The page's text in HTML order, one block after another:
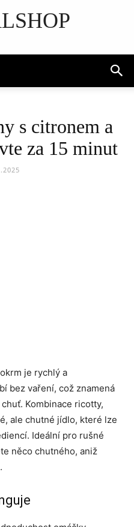
s citronem a
za 15 minut
je rychlý a
bez vaření, což znamená
Kombinace ricotty,
ale chutné jídlo, které lze
Ideální pro rušné
něco chutného, ​​aniž